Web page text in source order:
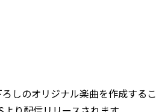
しのオリジナル楽曲を作成する